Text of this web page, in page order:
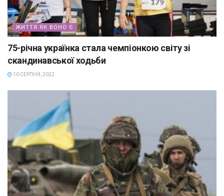
ЖИТТЯ ЯК ВОНО Є
75-річна українка стала чемпіонкою світу зі
скандинавської ходьби
10 СЕРПНЯ, 2022